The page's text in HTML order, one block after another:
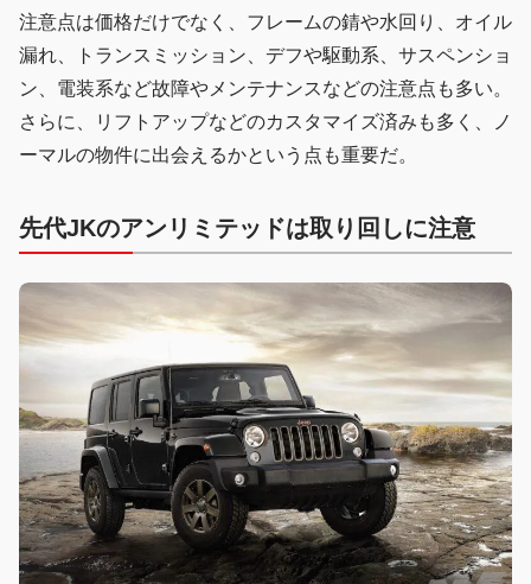
注意点は価格だけでなく、フレームの錆や水回り、オイル
漏れ、トランスミッション、デフや駆動系、サスペンショ
ン、電装系など故障やメンテナンスなどの注意点も多い。
さらに、リフトアップなどのカスタマイズ済みも多く、ノ
ーマルの物件に出会えるかという点も重要だ。
先代JKのアンリミテッドは取り回しに注意